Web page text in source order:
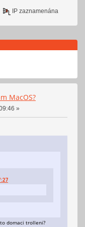
IP zaznamenána
MacOS?
»
domaci trolleni?